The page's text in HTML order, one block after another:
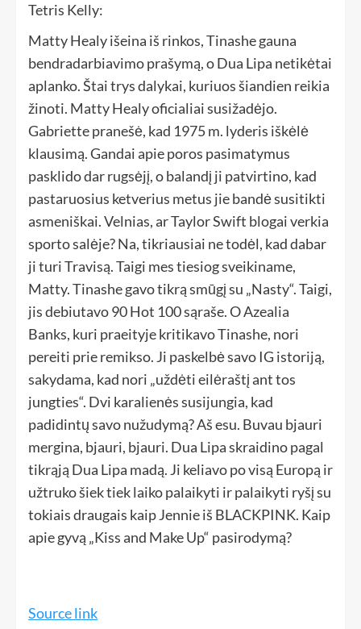
Tetris Kelly:
Matty Healy išeina iš rinkos, Tinashe gauna
bendradarbiavimo prašymą, o Dua Lipa netikėtai
aplanko. Štai trys dalykai, kuriuos šiandien reikia
žinoti. Matty Healy oficialiai susižadėjo.
Gabriette pranešė, kad 1975 m. lyderis iškėlė
klausimą. Gandai apie poros pasimatymus
pasklido dar rugsėjį, o balandį ji patvirtino, kad
pastaruosius ketverius metus jie bandė susitikti
asmeniškai. Velnias, ar Taylor Swift blogai verkia
sporto salėje? Na, tikriausiai ne todėl, kad dabar
ji turi Travisą. Taigi mes tiesiog sveikiname,
Matty. Tinashe gavo tikrą smūgį su „Nasty“. Taigi,
jis debiutavo 90 Hot 100 sąraše. O Azealia
Banks, kuri praeityje kritikavo Tinashe, nori
pereiti prie remikso. Ji paskelbė savo IG istoriją,
sakydama, kad nori „uždėti eilėraštį ant tos
jungties“. Dvi karalienės susijungia, kad
padidintų savo nužudymą? Aš esu. Buvau bjauri
mergina, bjauri, bjauri. Dua Lipa skraidino pagal
tikrąją Dua Lipa madą. Ji keliavo po visą Europą ir
užtruko šiek tiek laiko palaikyti ir palaikyti ryšį su
tokiais draugais kaip Jennie iš BLACKPINK. Kaip
apie gyvą „Kiss and Make Up“ pasirodymą?
Source link